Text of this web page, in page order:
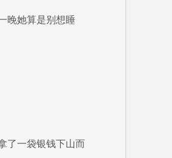
晚她算是别想睡
了一袋银钱下山而